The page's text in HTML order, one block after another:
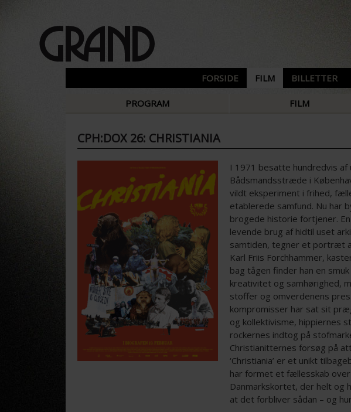
FORSIDE FILM BILLETTER
PROGRAM FILM
CPH:DOX 26: CHRISTIANIA
I 1971 besatte hundredvis
Bådsmandsstræde i
vildt eksperiment i frihed,
etablerede samfund. Nu har
brogede historie fortjener.
levende brug af hidtil uset
samtiden, tegner et portræt
Karl Friis Forchhammer,
bag tågen finder han en
kreativitet og samhørighed,
stoffer og omverdenens
kompromisser har sat sit
og kollektivisme, hippiernes
rockernes indtog på
Christianitternes forsøg på
‘Christiania’ er et unikt
har formet et fællesskab
Danmarkskortet, der helt
at det forbliver sådan – og